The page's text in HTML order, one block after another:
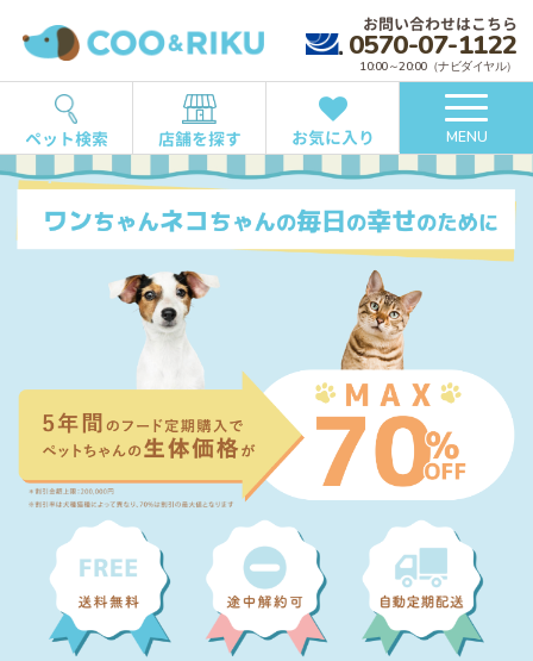
お問い合わせはこちら
0570-07-1122
10:00～20:00（ナビダイヤル）
ペット検索 店舗を探す お気に入り MENU